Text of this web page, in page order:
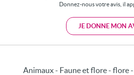
Donnez-nous votre avis, il
JE DONNE MON
Animaux - Faune et flore - flore